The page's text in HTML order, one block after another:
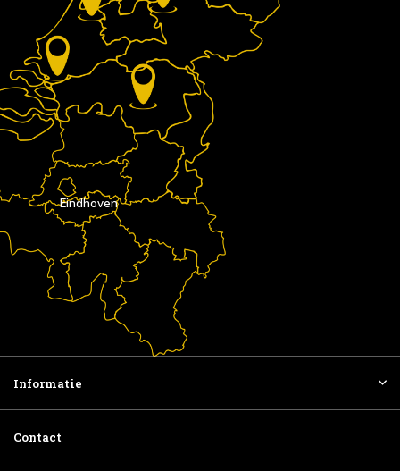
Eindhoven
Informatie
Contact